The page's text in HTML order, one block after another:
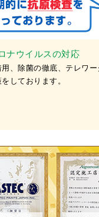
ドローンで屋根の点検
⾼所や屋根の点検はドロ
す。